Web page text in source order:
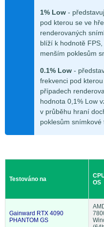
1% Low -
pod kterou se ve
renderovaných
blíží k hodnotě
menším poklesům
0.1% Low -
frekvenci pod
případech
hodnota 0,1% Low
v průběhu hraní
poklesům
Testováno na
OS
Gainward RTX 4090
PHANTOM GS